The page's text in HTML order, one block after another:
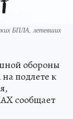
БПЛА, летевших
обороны
подлете к
сообщает